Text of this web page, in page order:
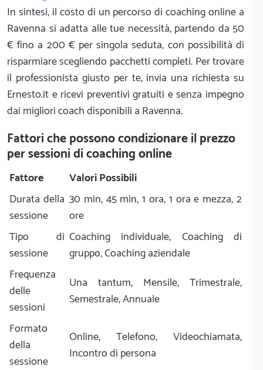
In sintesi, il costo di un percorso di coaching online a
Ravenna si adatta alle tue necessità, partendo da 50
€ fino a 200 € per singola seduta, con possibilità di
risparmiare scegliendo pacchetti completi. Per trovare
il professionista giusto per te, invia una richiesta su
Ernesto.it e ricevi preventivi gratuiti e senza impegno
dai migliori coach disponibili a Ravenna.
Fattori che possono condizionare il prezzo
per sessioni di coaching online
Fattore
Valori Possibili
Durata della
sessione
30 min, 45 min, 1 ora, 1 ora e mezza, 2
ore
Tipo di
sessione
Coaching individuale, Coaching di
gruppo, Coaching aziendale
Frequenza
delle
sessioni
Una tantum, Mensile, Trimestrale,
Semestrale, Annuale
Formato
della
sessione
Online, Telefono, Videochiamata,
Incontro di persona